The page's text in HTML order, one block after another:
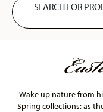
SEARCH FOR
Wake up nature from
Spring collections: as